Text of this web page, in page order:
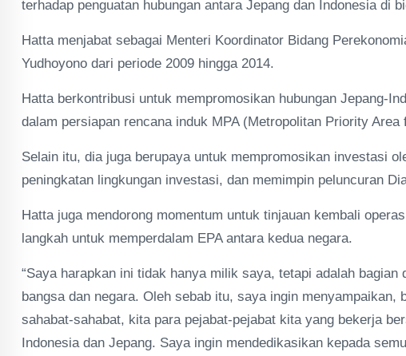
terhadap penguatan hubungan antara Jepang dan Indonesia di
Hatta menjabat sebagai Menteri Koordinator Bidang
Yudhoyono dari periode 2009 hingga 2014.
Hatta berkontribusi untuk mempromosikan hubungan Jepang-
dalam persiapan rencana induk MPA (Metropolitan Priority
Selain itu, dia juga berupaya untuk mempromosikan investasi
peningkatan lingkungan investasi, dan memimpin peluncuran
Hatta juga mendorong momentum untuk tinjauan kembali
langkah untuk memperdalam EPA antara kedua negara.
“Saya harapkan ini tidak hanya milik saya, tetapi adalah
bangsa dan negara. Oleh sebab itu, saya ingin
sahabat-sahabat, kita para pejabat-pejabat kita yang bekerja
Indonesia dan Jepang. Saya ingin mendedikasikan kepada